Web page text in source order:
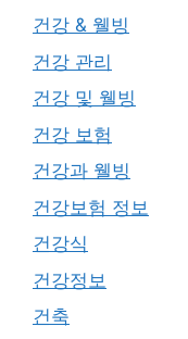
건강 & 웰빙
건강 관리
건강 및 웰빙
건강 보험
건강과 웰빙
건강보험 정보
건강식
건강정보
건축